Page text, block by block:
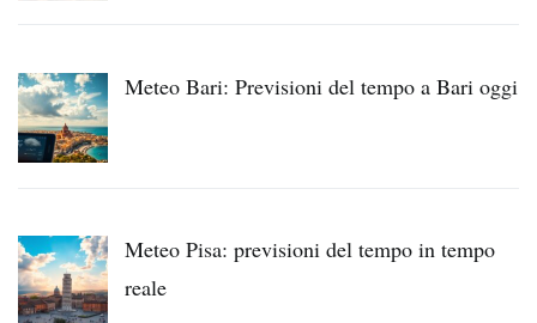
Meteo Bari: Previsioni del tempo a Bari oggi
Meteo Pisa: previsioni del tempo in tempo
reale